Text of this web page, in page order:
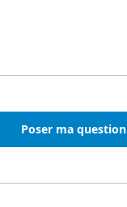
Poser ma question